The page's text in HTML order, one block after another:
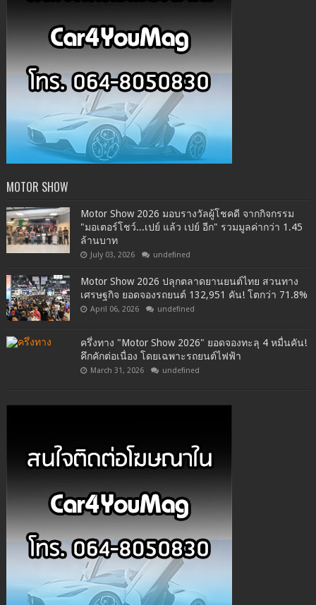
MOTOR SHOW
Motor Show 2026 มอบรางวัลผู้โชคดี จากกิจกรรม
"มอเตอร์โชว์...เปย์ แล้ว เปย์ อีก" รวมมูลค่ากว่า 1.45
ล้านบาท
July 03, 2026 undefined
Motor Show 2026 ปลุกตลาดยานยนต์ไทย สวนทาง
เศรษฐกิจ ยอดจองรถยนต์ 132,951 คัน! โตกว่า 71.8%
April 06, 2026 undefined
ครึ่งทาง "Motor Show 2026" ยอดจองทะลุ 4 หมื่นคัน!
คึกคักต่อเนื่อง โดยเฉพาะรถยนต์ไฟฟ้า
March 31, 2026 undefined